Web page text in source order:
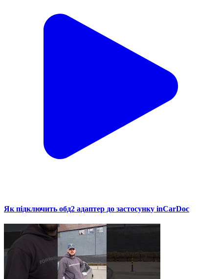
Як підключить обд2 адаптер до застосунку inCarDoc